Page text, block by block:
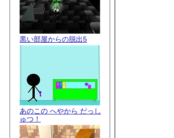
黒い部屋からの脱出5
あのこの へやから だっし
ゅつ！